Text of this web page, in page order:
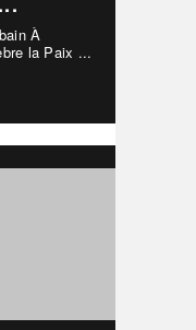
À
la Paix ...